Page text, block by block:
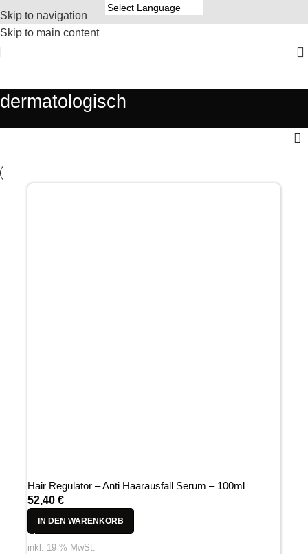
Skip to navigation
Skip to main content
dermatologisch
Hair Regulator – Anti Haarausfall Serum – 100ml
52,40 €
IN DEN WARENKORB
inkl. 19 % MwSt.